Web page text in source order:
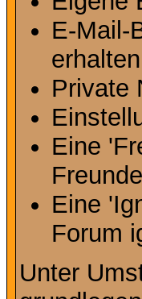
E-Mail-
erhalten
Private
Eine
Eine
Forum
Unter